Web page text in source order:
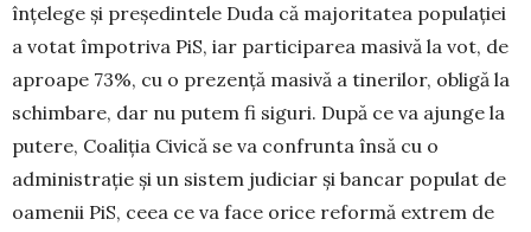
înțelege și președintele Duda că majori­tatea populației
a votat împotriva PiS, iar participarea ma­sivă la vot, de
aproape 73%, cu o prezență masivă a tinerilor, obligă la
schimbare, dar nu putem fi siguri. După ce va ajunge la
putere, Coaliția Civică se va con­frunta însă cu o
administrație și un sistem judiciar și bancar populat de
oamenii PiS, ceea ce va face ori­ce reformă extrem de